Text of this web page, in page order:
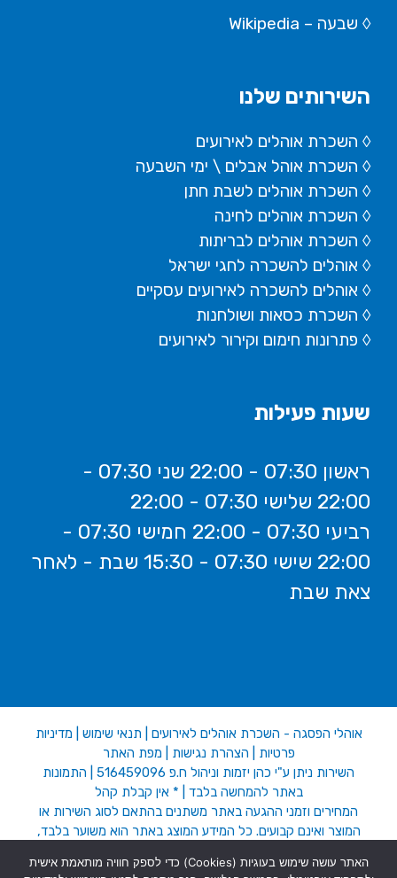
◊ שבעה – Wikipedia
השירותים שלנו
◊ השכרת אוהלים לאירועים
◊ השכרת אוהל אבלים \ ימי השבעה
◊ השכרת אוהלים לשבת חתן
◊ השכרת אוהלים לחינה
◊ השכרת אוהלים לבריתות
◊ אוהלים להשכרה לחגי ישראל
◊ אוהלים להשכרה לאירועים עסקיים
◊ השכרת כסאות ושולחנות
◊ פתרונות חימום וקירור לאירועים
שעות פעילות
ראשון 07:30 - 22:00 שני 07:30 -
22:00 שלישי 07:30 - 22:00
רביעי 07:30 - 22:00 חמישי 07:30 -
22:00 שישי 07:30 - 15:30 שבת - לאחר
צאת שבת
אוהלי הפסגה - השכרת אוהלים לאירועים תנאי שימוש
מדיניות
פרטיות
הצהרת נגישות
מפת האתר
השירות ניתן ע"י כהן יזמות וניהול ח.פ 516459096 | התמונות
באתר להמחשה בלבד | * אין קבלת קהל
המחירים וזמני ההגעה באתר משתנים בהתאם לסוג השירות או
המוצר ואינם קבועים. כל המידע המוצג באתר הוא משוער בלבד,
באתר להמחשה בלבד.האתר עושה שימוש בעוגיות (Cookies) כדי לספק חוויה מותאמת אישית